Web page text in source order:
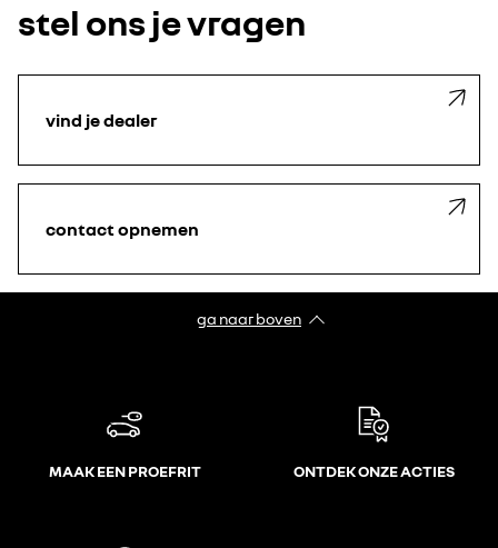
stel ons je vragen
vind je dealer
contact opnemen
ga naar boven
MAAK EEN PROEFRIT ONTDEK ONZE ACTIES